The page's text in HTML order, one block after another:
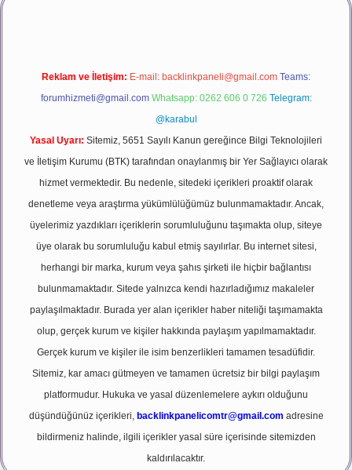
Reklam ve İletişim: E-mail: backlinkpaneli@gmail.com Teams:
forumhizmeti@gmail.com Whatsapp: 0262 606 0 726 Telegram:
@karabul
Yasal Uyarı: Sitemiz, 5651 Sayılı Kanun gereğince Bilgi Teknolojileri
ve İletişim Kurumu (BTK) tarafından onaylanmış bir Yer Sağlayıcı olarak
hizmet vermektedir. Bu nedenle, sitedeki içerikleri proaktif olarak
denetleme veya araştırma yükümlülüğümüz bulunmamaktadır. Ancak,
üyelerimiz yazdıkları içeriklerin sorumluluğunu taşımakta olup, siteye
üye olarak bu sorumluluğu kabul etmiş sayılırlar. Bu internet sitesi,
herhangi bir marka, kurum veya şahıs şirketi ile hiçbir bağlantısı
bulunmamaktadır. Sitede yalnızca kendi hazırladığımız makaleler
paylaşılmaktadır. Burada yer alan içerikler haber niteliği taşımamakta
olup, gerçek kurum ve kişiler hakkında paylaşım yapılmamaktadır.
Gerçek kurum ve kişiler ile isim benzerlikleri tamamen tesadüfidir.
Sitemiz, kar amacı gütmeyen ve tamamen ücretsiz bir bilgi paylaşım
platformudur. Hukuka ve yasal düzenlemelere aykırı olduğunu
düşündüğünüz içerikleri, backlinkpanelicomtr@gmail.com adresine
bildirmeniz halinde, ilgili içerikler yasal süre içerisinde sitemizden
kaldırılacaktır.